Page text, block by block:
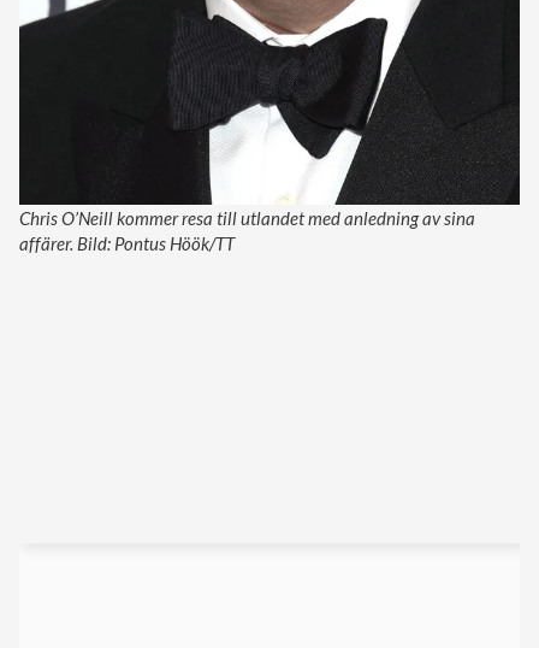
Chris O’Neill kommer resa till utlandet med anledning av sina
affärer. Bild: Pontus Höök/TT